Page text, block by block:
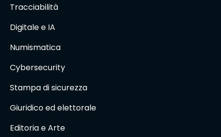
Tracciabilità
Digitale e IA
Numismatica
Cybersecurity
Stampa di sicurezza
Giuridico ed elettorale
Editoria e Arte